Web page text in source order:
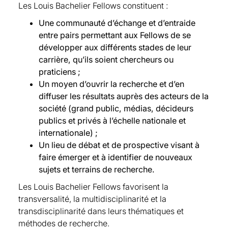
Denisa Banulescu-Radu, Université d’Orléans,
Fellow depuis 2024
Pauline Barrieu, London School of Economics,
Fellow depuis 2021
Laurence Barry, Chaire PARI ENSAE, ScPo,
Fellow depuis 2021
Kevin Beaubrun-Diant, Université Paris
Dauphine-PSL, Fellow depuis 2023
Frédérique Bec, CY Cergy Paris Université,
Fellow depuis 2023
Marlène Benquet, Université Paris-Dauphine
PSL, Fellow depuis 2021
Alain Bensoussan, University of Texas Dallas,
Fellow depuis 2021
Michael Benzaquen, Ecole polytechnique,
Fellow depuis 2022
Louis Bertucci, Institut Louis Bachelier, Fellow
depuis 2023
Céline Bessiere, Université Paris-Dauphine PSL,
Alexandre Boumezoued, Milliman, Fellow
depuis 2023
Christophe Bourdillon, Caisse des dépôts,
Fellow depuis 2024
Anthony Briant, Ecole Nationale des Ponts et
Chaussées, Fellow depuis 2024
Marie Briere, Amundi, Fellow depuis 2016
Sébastien Choukroun, Kamea Labs, Université
Paris Sorbonne Fellow depuis 2021
Laurent Clerc, – Banque de France, Fellow
depuis 2016
Thierry Coulhon, – Institut Polytechnique de
Paris, Fellow depuis 2023
Michel Crouhy, Natixis, Fellow depuis 2016
Merouane Debbah, Khalifa University, Fellow
depuis 2021
Marcin Detyniecki, AXA, Stanford University,
EPFL, Université Paris Sorbonne, IBS PAN
Fellow depuis 2022
Les Louis Bachelier Fellows constituent :
Une communauté d’échange et d’entraide
entre pairs permettant aux Fellows de se
développer aux différents stades de leur
carrière, qu’ils soient chercheurs ou
praticiens ;
Un moyen d’ouvrir la recherche et d’en
diffuser les résultats auprès des acteurs de la
société (grand public, médias, décideurs
publics et privés à l’échelle nationale et
internationale) ;
Un lieu de débat et de prospective visant à
faire émerger et à identifier de nouveaux
sujets et terrains de recherche.
Les Louis Bachelier Fellows favorisent la
transversalité, la multidisciplinarité et la
transdisciplinarité dans leurs thématiques et
méthodes de recherche.